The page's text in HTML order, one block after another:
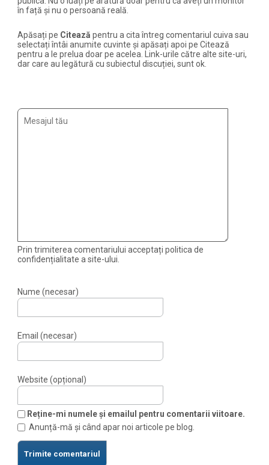
în față și nu o persoană reală.
Apăsați pe Citează pentru a cita întreg comentariul cuiva sau
selectați întâi anumite cuvinte și apăsați apoi pe Citează
pentru a le prelua doar pe acelea. Link-urile către alte site-uri,
dar care au legătură cu subiectul discuției, sunt ok.
Prin trimiterea comentariului acceptați politica de
confidențialitate a site-ului.
Nume (necesar)
Email (necesar)
Website (opțional)
Reține-mi numele și emailul pentru comentarii viitoare.
Anunță-mă și când apar noi articole pe blog.